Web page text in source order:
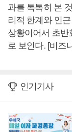
과를 톡톡히 본
리적 한계와 인
상황이어서 초반
로 보인다. [비즈
인기기사